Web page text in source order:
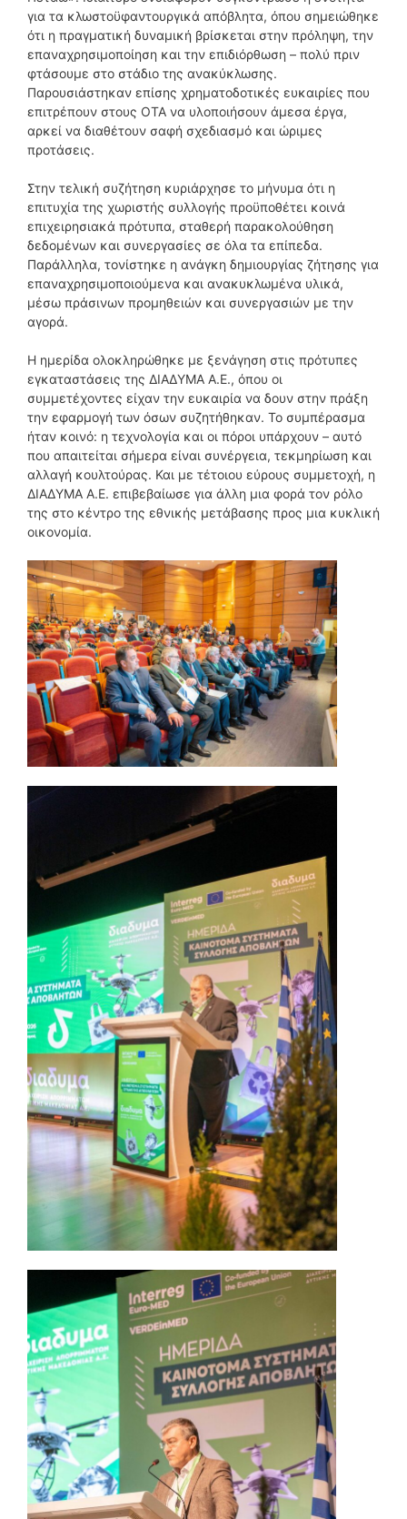
για τα κλωστοϋφαντουργικά απόβλητα, όπου σημειώθηκε
ότι η πραγματική δυναμική βρίσκεται στην πρόληψη, την
επαναχρησιμοποίηση και την επιδιόρθωση – πολύ πριν
φτάσουμε στο στάδιο της ανακύκλωσης.
Παρουσιάστηκαν επίσης χρηματοδοτικές ευκαιρίες που
επιτρέπουν στους ΟΤΑ να υλοποιήσουν άμεσα έργα,
αρκεί να διαθέτουν σαφή σχεδιασμό και ώριμες
προτάσεις.
Στην τελική συζήτηση κυριάρχησε το μήνυμα ότι η
επιτυχία της χωριστής συλλογής προϋποθέτει κοινά
επιχειρησιακά πρότυπα, σταθερή παρακολούθηση
δεδομένων και συνεργασίες σε όλα τα επίπεδα.
Παράλληλα, τονίστηκε η ανάγκη δημιουργίας ζήτησης για
επαναχρησιμοποιούμενα και ανακυκλωμένα υλικά,
μέσω πράσινων προμηθειών και συνεργασιών με την
αγορά.
Η ημερίδα ολοκληρώθηκε με ξενάγηση στις πρότυπες
εγκαταστάσεις της ΔΙΑΔΥΜΑ Α.Ε., όπου οι
συμμετέχοντες είχαν την ευκαιρία να δουν στην πράξη
την εφαρμογή των όσων συζητήθηκαν. Το συμπέρασμα
ήταν κοινό: η τεχνολογία και οι πόροι υπάρχουν – αυτό
που απαιτείται σήμερα είναι συνέργεια, τεκμηρίωση και
αλλαγή κουλτούρας. Και με τέτοιου εύρους συμμετοχή, η
ΔΙΑΔΥΜΑ Α.Ε. επιβεβαίωσε για άλλη μια φορά τον ρόλο
της στο κέντρο της εθνικής μετάβασης προς μια κυκλική
οικονομία.